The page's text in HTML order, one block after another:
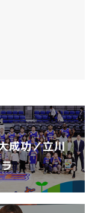
成功／立川